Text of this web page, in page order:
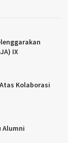
IX
Kolaborasi
Alumni